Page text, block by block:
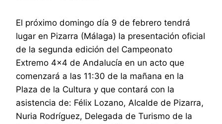
El próximo domingo día 9 de febrero tendrá
lugar en Pizarra (Málaga) la presentación oficial
de la segunda edición del Campeonato
Extremo 4×4 de Andalucía en un acto que
comenzará a las 11:30 de la mañana en la
Plaza de la Cultura y que contará con la
asistencia de: Félix Lozano, Alcalde de Pizarra,
Nuria Rodríguez, Delegada de Turismo de la